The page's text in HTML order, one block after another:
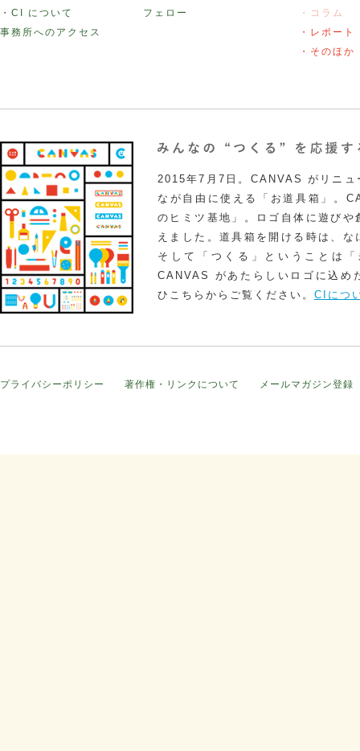
・CI について
事務所へのアクセス
フェロー
・コラム
・レポート
・そのほか
2015年7月7日。CANVAS がリニュ
なが自由に使える「お道具箱」。
のヒミツ基地」。ロゴ自体に遊び
えました。道具箱を開ける時は、
そして「つくる」ということは
CANVAS があたらしいロゴに込め
ひこちらからご覧ください。 CIにつ
プライバシーポリシー 著作権・リンクについて メールマガジン登録